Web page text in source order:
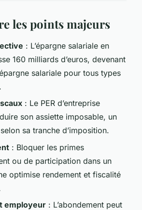
les points majeurs
: L’épargne salariale en
160 milliards d’euros, devenant
salariale pour tous types
: Le PER d’entreprise
son assiette imposable, un
sa tranche d’imposition.
: Bloquer les primes
ou de participation dans un
optimise rendement et fiscalité
employeur : L’abondement peut